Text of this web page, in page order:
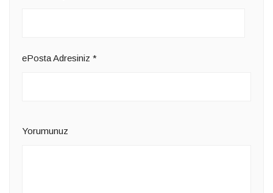
ePosta Adresiniz *
Yorumunuz